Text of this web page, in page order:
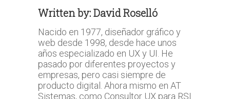
Written by:David Roselló
Nacido en 1977, diseñador gráfico y
web desde 1998, desde hace unos
años especializado en UX y UI. He
pasado por diferentes proyectos y
empresas, pero casi siempre de
producto digital. Ahora mismo en AT
Sistemas, como Consultor UX para RSI